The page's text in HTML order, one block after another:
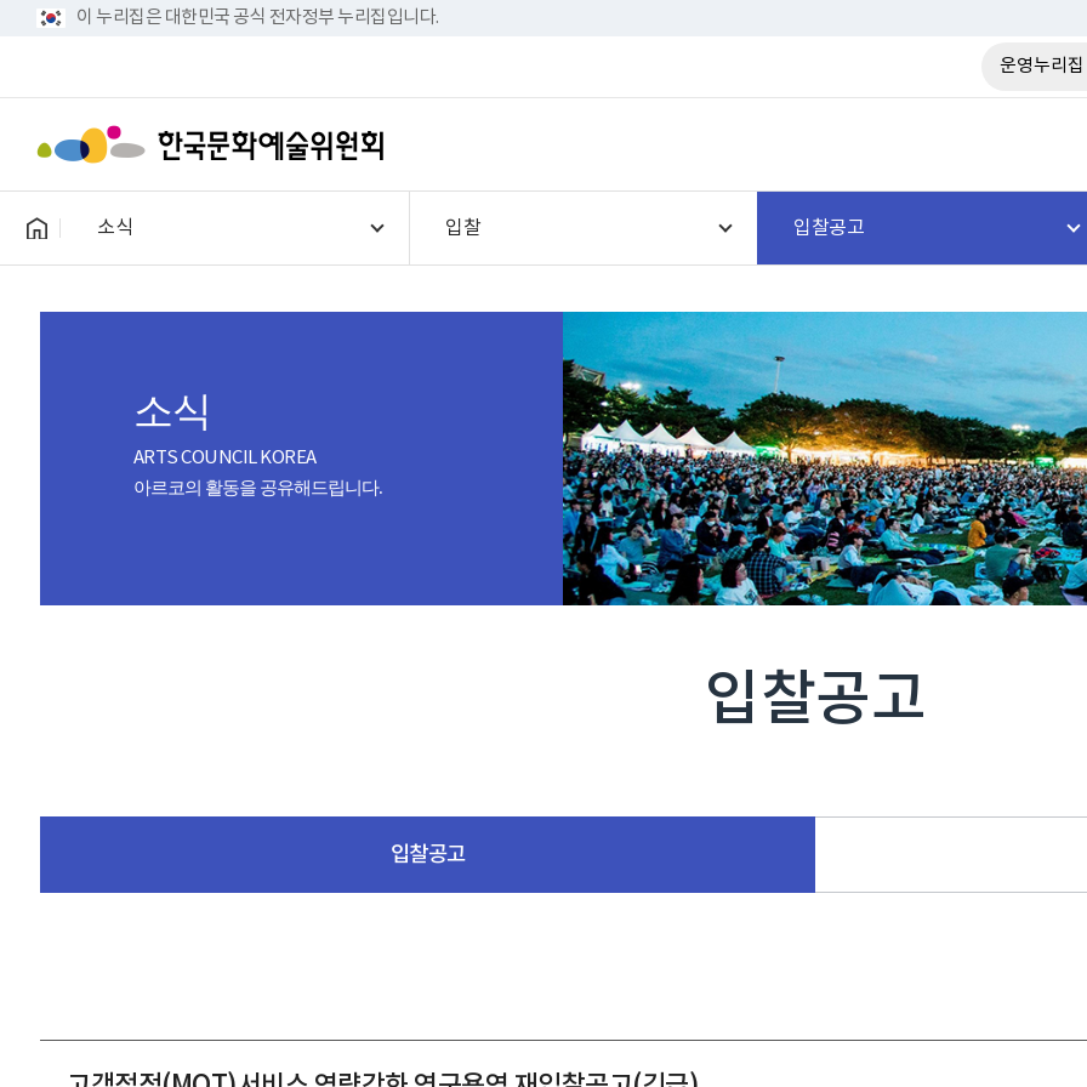
이 누리집은 대한민국 공식 전자정부 누리집입니다.
운영누리집
소식 입찰 입찰공고
소식
ARTS COUNCIL KOREA
아르코의 활동을 공유해드립니다.
입찰공고
입찰공고